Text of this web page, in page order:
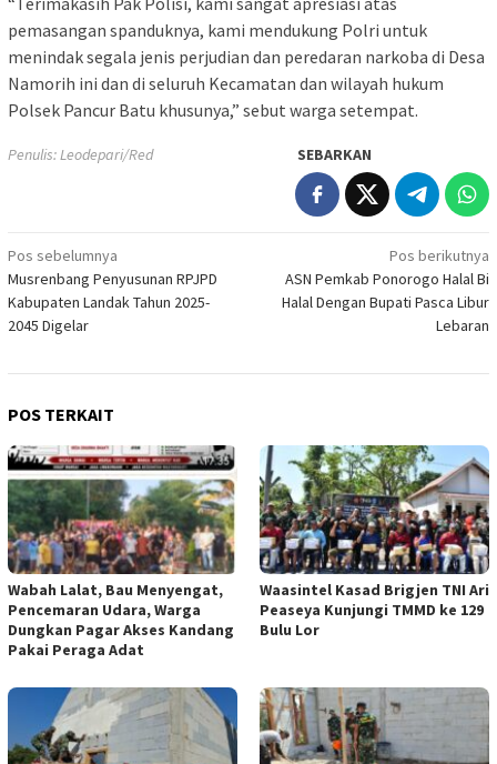
pemasangan spanduknya, kami mendukung Polri untuk
menindak segala jenis perjudian dan peredaran narkoba di Desa
Namorih ini dan di seluruh Kecamatan dan wilayah hukum
Polsek Pancur Batu khusunya,” sebut warga setempat.
Penulis: Leodepari/Red SEBARKAN
Navigasi
pos
Pos sebelumnya
Musrenbang Penyusunan RPJPD
Kabupaten Landak Tahun 2025-
2045 Digelar
Pos berikutnya
ASN Pemkab Ponorogo Halal Bi
Halal Dengan Bupati Pasca Libur
Lebaran
POS TERKAIT
Wabah Lalat, Bau Menyengat,
Pencemaran Udara, Warga
Dungkan Pagar Akses Kandang
Pakai Peraga Adat
Waasintel Kasad Brigjen TNI Ari
Peaseya Kunjungi TMMD ke 129
Bulu Lor